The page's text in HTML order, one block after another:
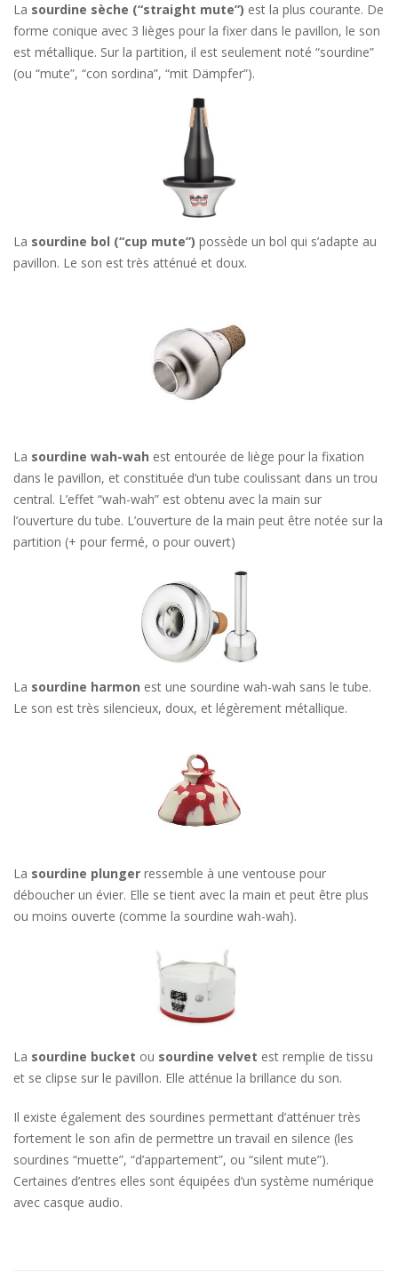
La sourdine sèche (“straight mute”) est la plus courante. De
forme conique avec 3 lièges pour la fixer dans le pavillon, le son
est métallique. Sur la partition, il est seulement noté “sourdine”
(ou “mute”, “con sordina”, “mit Dämpfer”).
La sourdine bol (“cup mute”) possède un bol qui s’adapte au
pavillon. Le son est très atténué et doux.
La sourdine wah-wah est entourée de liège pour la fixation
dans le pavillon, et constituée d’un tube coulissant dans un trou
central. L’effet “wah-wah” est obtenu avec la main sur
l’ouverture du tube. L’ouverture de la main peut être notée sur la
partition (+ pour fermé, o pour ouvert)
La sourdine harmon est une sourdine wah-wah sans le tube.
Le son est très silencieux, doux, et légèrement métallique.
La sourdine plunger ressemble à une ventouse pour
déboucher un évier. Elle se tient avec la main et peut être plus
ou moins ouverte (comme la sourdine wah-wah).
La sourdine bucket ou sourdine velvet est remplie de tissu
et se clipse sur le pavillon. Elle atténue la brillance du son.
Il existe également des sourdines permettant d’atténuer très
fortement le son afin de permettre un travail en silence (les
sourdines “muette”, “d’appartement”, ou “silent mute”).
Certaines d’entres elles sont équipées d’un système numérique
avec casque audio.